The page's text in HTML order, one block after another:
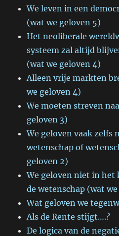
We leven in een
(wat we geloven 5)
Het neoliberale
systeem zal altijd
(wat we geloven 4)
Alleen vrije markten
we geloven 4)
We moeten streven
geloven 3)
We geloven vaak zelfs
wetenschap of
geloven 2)
We geloven niet in het
de wetenschap (wat
Wat geloven we
Als de Rente stijgt….?
De logica van de